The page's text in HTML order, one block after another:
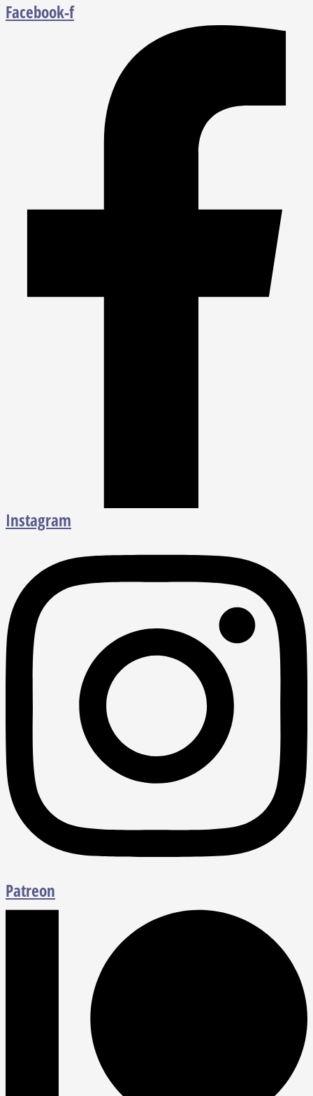
Facebook-f
Instagram
Patreon